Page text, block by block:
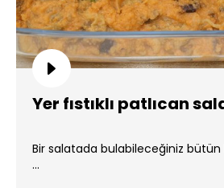
Yer fıstıklı patlıcan
Bir salatada bulabileceğiniz bütün
...